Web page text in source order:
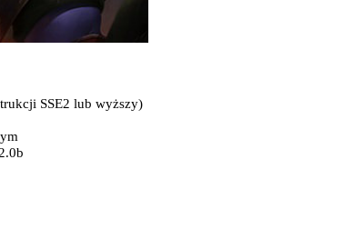
SSE2 lub wyższy)